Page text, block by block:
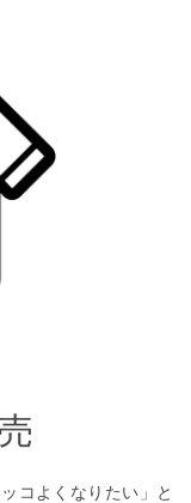
コよくなりたい」と